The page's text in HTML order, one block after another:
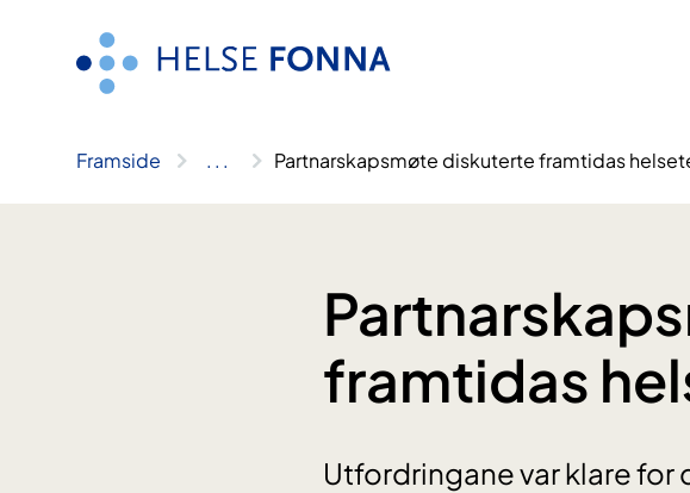
Framside .. . Partnarskapsmøte diskuterte framtidas
framtidas
Utfordringane var klare for